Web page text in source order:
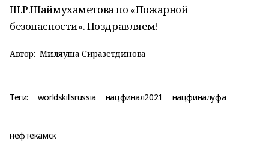
Ш.Р.Шаймухаметова по «Пожарной
безопасности». Поздравляем!
Автор: Миляуша Сиразетдинова
Теги: worldskillsrussia нацфинал2021 нацфиналуфа
нефтекамск